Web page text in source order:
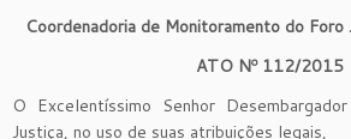
Coordenadoria de Monitoramento do Foro
ATO Nº 112/2015
O Excelentíssimo Senhor
Justiça, no uso de suas atribuições legais,